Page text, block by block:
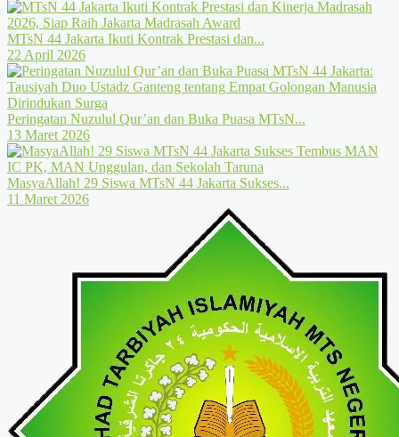
MTsN 44 Jakarta Ikuti Kontrak Prestasi dan...
22 April 2026
Peringatan Nuzulul Qur’an dan Buka Puasa MTsN...
13 Maret 2026
MasyaAllah! 29 Siswa MTsN 44 Jakarta Sukses...
11 Maret 2026